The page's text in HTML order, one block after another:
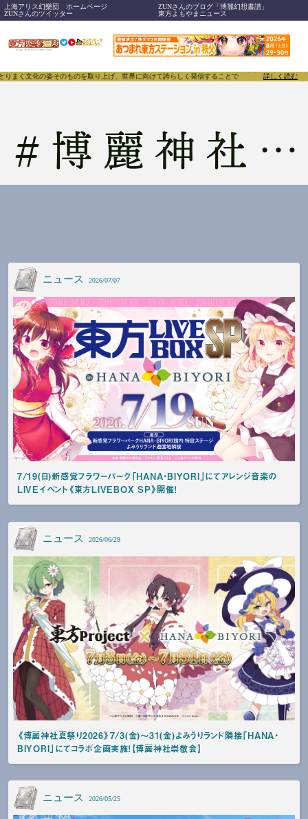
上海アリス幻樂団 ホームページ
ZUNさんのブログ「博麗幻想書譜」
ZUNさんのツイッター
東方よもやまニュース
上げ、世界に向けて誇らしく発信することで、東方Projectのみならず「同人文化」そのもの
詳しく読む
# 博麗神社崇敬会
ニュース 2026/07/07
7/19(日)新感覚フラワーパーク「HANA・BIYORI」にてアレンジ音楽の
LIVEイベント《東方LIVEBOX SP》開催！
ニュース 2026/06/29
《博麗神社夏祭り2026》7/3(金)～31(金)よみうりランド隣接「HANA・
BIYORI」にてコラボ企画実施！【博麗神社崇敬会】
ニュース 2026/05/25